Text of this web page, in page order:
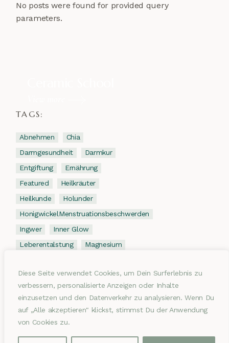
Diese Seite verwendet Cookies, um Dein Surferlebnis zu
verbessern, personalisierte Anzeigen oder Inhalte
einzusetzen und den Datenverkehr zu analysieren. Wenn Du
auf „Alle akzeptieren" klickst, stimmst Du der Anwendung
von Cookies zu.
No posts were found for provided query
parameters.
TAGS:
Abnehmen
Chia
Darmgesundheit
Darmkur
Entgiftung
Ernährung
Featured
Heilkräuter
Heilkunde
Holunder
HonigwickelMenstruationsbeschwerden
Ingwer
Inner Glow
Leberentalstung
Magnesium
Pflanzenmedizin
Pulsatilla
Rezept
Schwarze Johannisbeere
Tee
Tonicum
Verkörperung
Wellbeing
Zitronen
ZitronenKnoblauch Kur